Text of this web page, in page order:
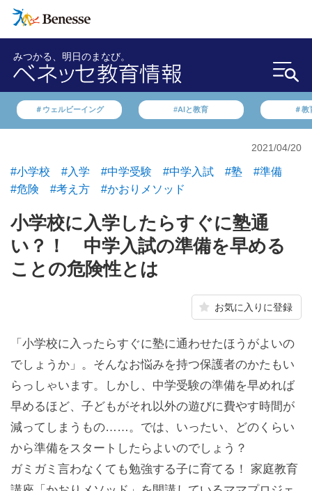
みつかる、明日のまなび。
＃ウェルビーイング #AIと教育 ＃教
2021/04/20
#小学校 #入学 #中学受験 #中学入試 #塾
#準備
#危険
#考え方 #かおりメソッド
小学校に入学したらすぐに塾通
い？！ 中学入試の準備を早める
ことの危険性とは
お気に入りに登録
「小学校に入ったらすぐに塾に通わせたほうがよいの
でしょうか」。そんなお悩みを持つ保護者のかたもい
らっしゃいます。しかし、中学受験の準備を早めれば
早めるほど、子どもがそれ以外の遊びに費やす時間が
減ってしまうもの……。では、いったい、どのくらい
から準備をスタートしたらよいのでしょう？
ガミガミ言わなくても勉強する子に育てる！ 家庭教育